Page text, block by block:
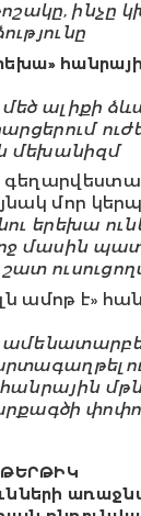
ինչը
ալիքի
մեխանիզմ
մոր
երեխա
մասին
ամոթ է»